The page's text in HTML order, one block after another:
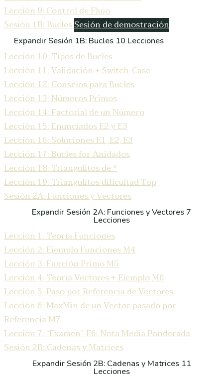
Lección 9: Control de Flujo
Sesión 1B: BuclesSesión de demostración
Expandir Sesión 1B: Bucles 10 Lecciones
Lección 10: Tipos de Bucles
Lección 11: Validación + Switch-Case
Lección 12: Consejos para Bucles
Lección 13: Números Primos
Lección 14: Factorial de un Número
Lección 15: Enunciados E2 y E3
Lección 16: Soluciones E1, E2, E3
Lección 17: Bucles for Anidados
Lección 18: Triangulitos de *
Lección 19: Triangulitos dificultad Top
Sesión 2A: Funciones y Vectores
Expandir Sesión 2A: Funciones y Vectores 7
Lecciones
Lección 1: Teoría Funciones
Lección 2: Ejemplo Funciones M4
Lección 3: Función Primo M5
Lección 4: Teoría Vectores + Ejemplo M6
Lección 5: Paso por Referencia de Vectores
Lección 6: MaxMin de un Vector pasado por
Referencia M7
Lección 7: “Examen” E6: Nota Media Ponderada
Sesión 2B: Cadenas y Matrices
Expandir Sesión 2B: Cadenas y Matrices 11
Lecciones